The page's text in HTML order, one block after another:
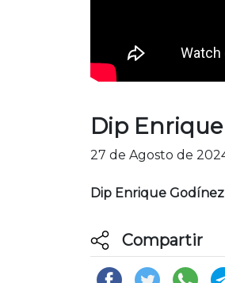
Dip
27 de Agosto de
Dip Enrique
Compartir